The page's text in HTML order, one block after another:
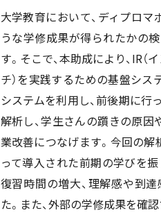
大学教育において、ディプロマ
うな学修成果が得られたかの
す。そこで、本助成により、IR
チ）を実践するための基盤シス
システムを利用し、前後期に行
解析し、学生さんの躓きの原因
業改善につなげます。今回の解
って導入された前期の学びを振
復習時間の増大、理解感や到
た。また、外部の学修成果を確